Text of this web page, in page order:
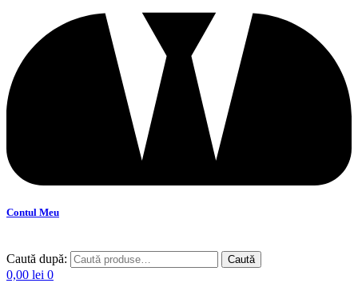
Contul Meu
Caută după: Caută
0,00 lei 0